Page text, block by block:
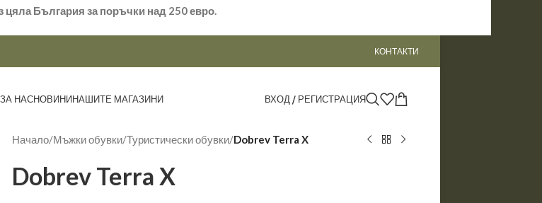
цяла България за поръчки над 250 евро.
КОНТАКТИ
ЗА НАСНОВИНИНАШИТЕ МАГАЗИНИ ВХОД / РЕГИСТРАЦИЯ
Начало/Мъжки обувки/Туристически обувки/Dobrev Terra X
Dobrev Terra X